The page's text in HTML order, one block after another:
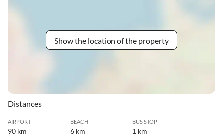
Show the location of the property
Distances
AIRPORT
90 km
BEACH
6 km
BUS STOP
1 km